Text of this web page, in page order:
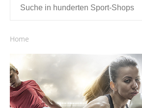
Home